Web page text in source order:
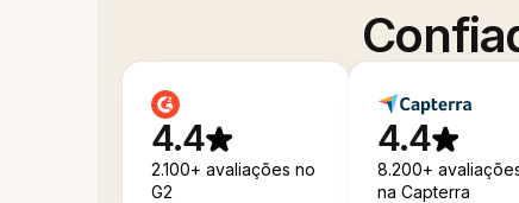
4.4
2.100+ avaliações no
G2
4.4
8.200+
na Capterra